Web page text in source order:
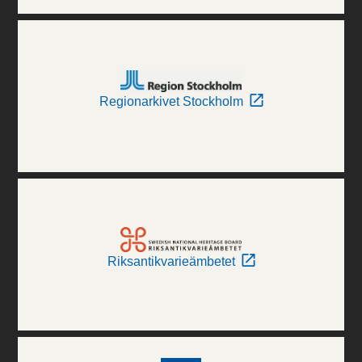
Regionarkivet Stockholm
Riksantikvarieämbetet